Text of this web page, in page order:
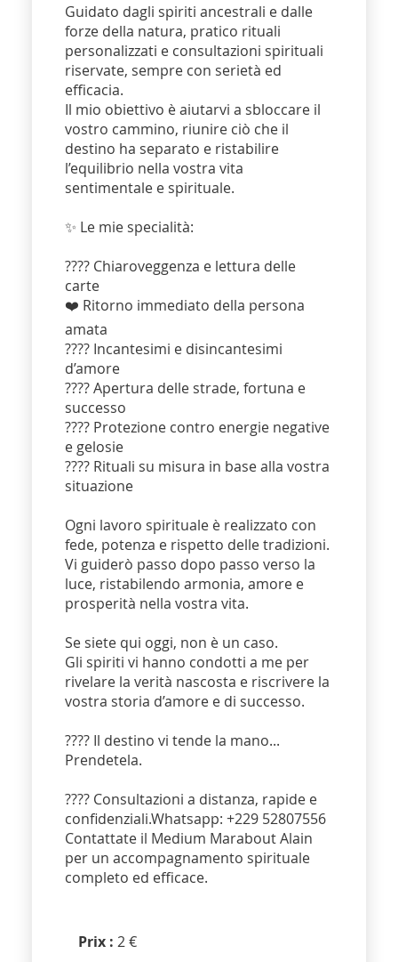
Guidato dagli spiriti ancestrali e dalle
forze della natura, pratico rituali
personalizzati e consultazioni spirituali
riservate, sempre con serietà ed
efficacia.
Il mio obiettivo è aiutarvi a sbloccare il
vostro cammino, riunire ciò che il
destino ha separato e ristabilire
l’equilibrio nella vostra vita
sentimentale e spirituale.
✨ Le mie specialità:
???? Chiaroveggenza e lettura delle
carte
❤️ Ritorno immediato della persona
amata
???? Incantesimi e disincantesimi
d’amore
???? Apertura delle strade, fortuna e
successo
????️ Protezione contro energie negative
e gelosie
???? Rituali su misura in base alla vostra
situazione
Ogni lavoro spirituale è realizzato con
fede, potenza e rispetto delle tradizioni.
Vi guiderò passo dopo passo verso la
luce, ristabilendo armonia, amore e
prosperità nella vostra vita.
Se siete qui oggi, non è un caso.
Gli spiriti vi hanno condotti a me per
rivelare la verità nascosta e riscrivere la
vostra storia d’amore e di successo.
???? Il destino vi tende la mano...
Prendetela.
???? Consultazioni a distanza, rapide e
confidenziali.Whatsapp: +229 52807556
Contattate il Medium Marabout Alain
per un accompagnamento spirituale
completo ed efficace.
Prix :2 €